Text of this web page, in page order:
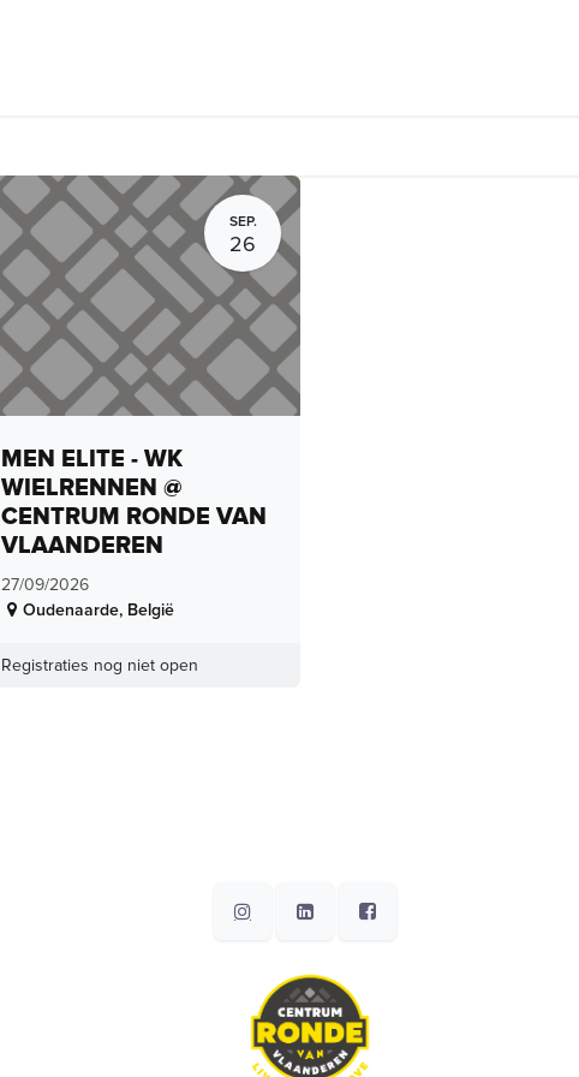
SEP.
26
MEN ELITE - WK
WIELRENNEN @
CENTRUM RONDE VAN
VLAANDEREN
27/09/2026
Oudenaarde, België
Registraties nog niet open